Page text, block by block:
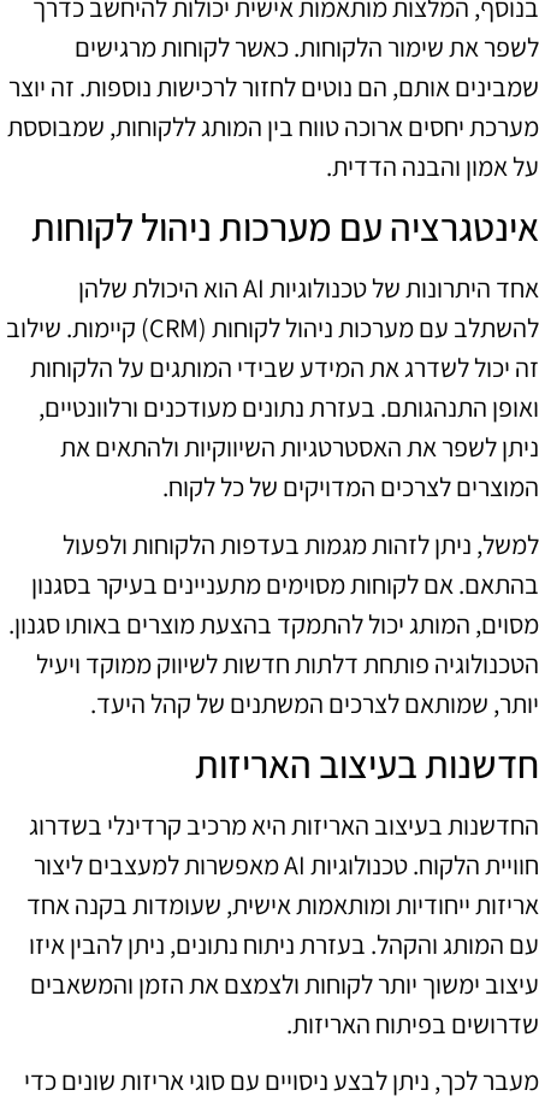
בנוסף, המלצות מותאמות אישית יכולות להיחשב כדרך
לשפר את שימור הלקוחות. כאשר לקוחות מרגישים
שמבינים אותם, הם נוטים לחזור לרכישות נוספות. זה יוצר
מערכת יחסים ארוכה טווח בין המותג ללקוחות, שמבוססת
על אמון והבנה הדדית.
אינטגרציה עם מערכות ניהול לקוחות
אחד היתרונות של טכנולוגיות AI הוא היכולת שלהן
להשתלב עם מערכות ניהול לקוחות (CRM) קיימות. שילוב
זה יכול לשדרג את המידע שבידי המותגים על הלקוחות
ואופן התנהגותם. בעזרת נתונים מעודכנים ורלוונטיים,
ניתן לשפר את האסטרטגיות השיווקיות ולהתאים את
המוצרים לצרכים המדויקים של כל לקוח.
למשל, ניתן לזהות מגמות בעדפות הלקוחות ולפעול
בהתאם. אם לקוחות מסוימים מתעניינים בעיקר בסגנון
מסוים, המותג יכול להתמקד בהצעת מוצרים באותו סגנון.
הטכנולוגיה פותחת דלתות חדשות לשיווק ממוקד ויעיל
יותר, שמותאם לצרכים המשתנים של קהל היעד.
חדשנות בעיצוב האריזות
החדשנות בעיצוב האריזות היא מרכיב קרדינלי בשדרוג
חוויית הלקוח. טכנולוגיות AI מאפשרות למעצבים ליצור
אריזות ייחודיות ומותאמות אישית, שעומדות בקנה אחד
עם המותג והקהל. בעזרת ניתוח נתונים, ניתן להבין איזו
עיצוב ימשוך יותר לקוחות ולצמצם את הזמן והמשאבים
שדרושים בפיתוח האריזות.
מעבר לכך, ניתן לבצע ניסויים עם סוגי אריזות שונים כדי